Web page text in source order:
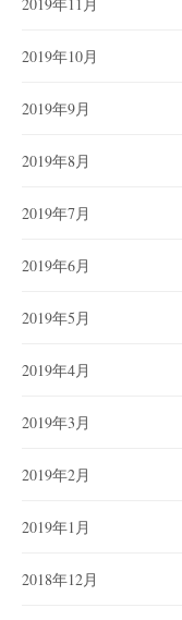
2019年10月
2019年9月
2019年8月
2019年7月
2019年6月
2019年5月
2019年4月
2019年3月
2019年2月
2019年1月
2018年12月